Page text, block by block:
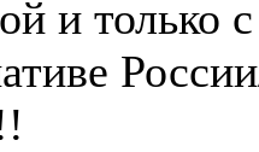
и только